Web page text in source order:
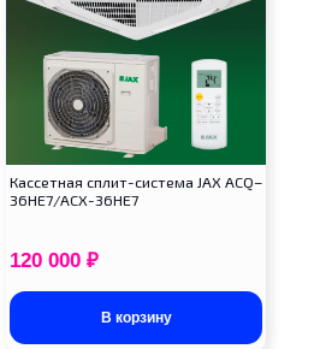
Кассетная сплит-система JAX ACQ–
36HE7/ACX-36HE7
120 000 ₽
В корзину